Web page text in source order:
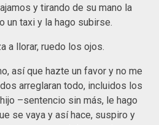
y tirando de su mano la
un taxi y la hago subirse.
a llorar, ruedo los ojos.
así que hazte un favor y no me
arreglaran todo, incluidos los
–sentencio sin más, le hago
se vaya y así hace, suspiro y